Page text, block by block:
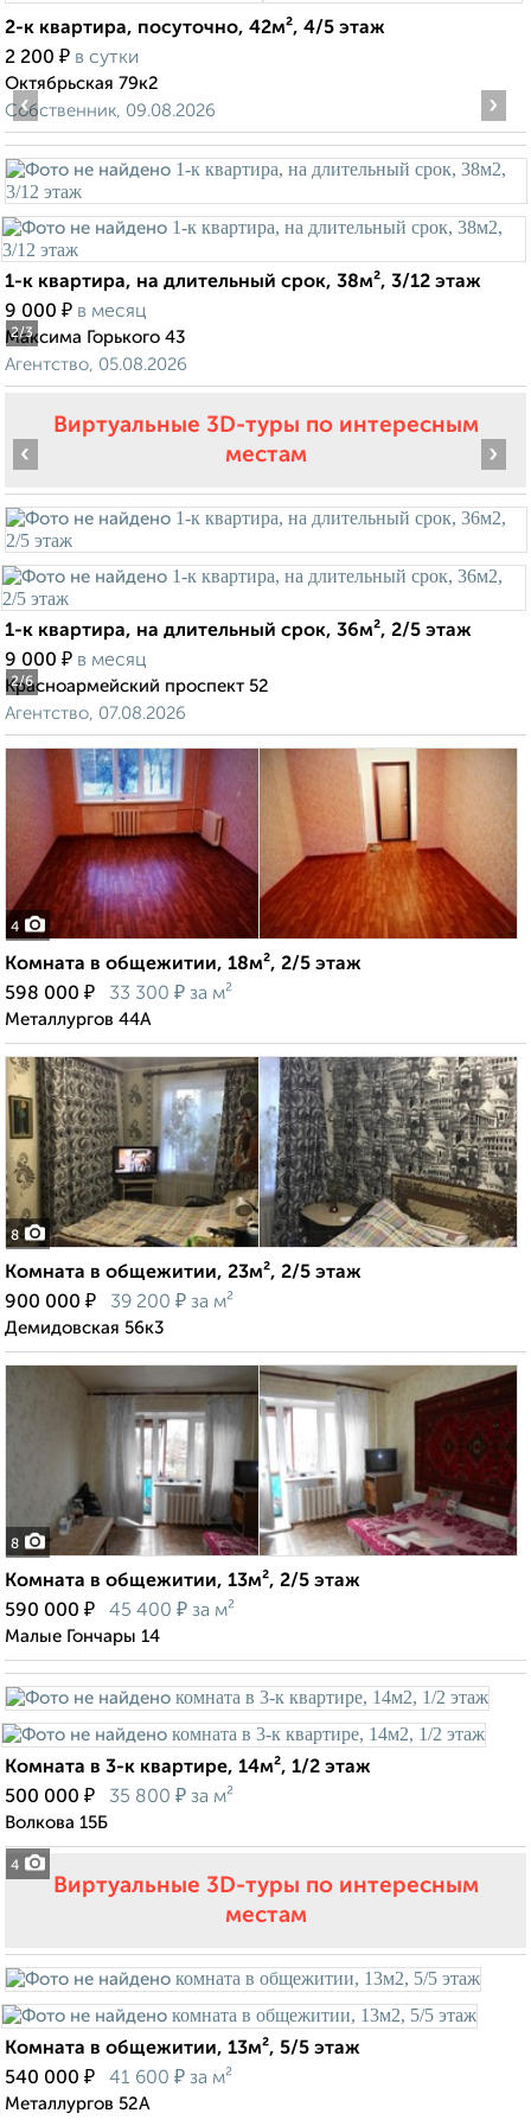
2-к квартира, посуточно, 42м², 4/5 этаж
2 200 ₽ в сутки
Октябрьская 79к2
Собственник, 09.08.2026
2/3
‹ ›
1-к квартира, на длительный срок, 38м², 3/12 этаж
9 000 ₽ в месяц
Максима Горького 43
Агентство, 05.08.2026
Виртуальные 3D-туры по интересным
местам
2/6
‹ ›
1-к квартира, на длительный срок, 36м², 2/5 этаж
9 000 ₽ в месяц
Красноармейский проспект 52
Агентство, 07.08.2026
4
Комната в общежитии, 18м², 2/5 этаж
598 000 ₽ 33 300 ₽ за м²
Металлургов 44А
8
Комната в общежитии, 23м², 2/5 этаж
900 000 ₽ 39 200 ₽ за м²
Демидовская 56к3
8
Комната в общежитии, 13м², 2/5 этаж
590 000 ₽ 45 400 ₽ за м²
Малые Гончары 14
4
Комната в 3-к квартире, 14м², 1/2 этаж
500 000 ₽ 35 800 ₽ за м²
Волкова 15Б
Виртуальные 3D-туры по интересным
местам
Комната в общежитии, 13м², 5/5 этаж
540 000 ₽ 41 600 ₽ за м²
Металлургов 52А